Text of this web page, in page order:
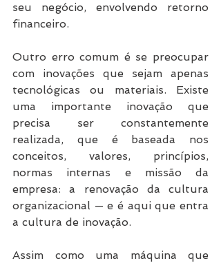
seu negócio, envolvendo retorno
financeiro.
Outro erro comum é se preocupar
com inovações que sejam apenas
tecnológicas ou materiais. Existe
uma importante inovação que
precisa ser constantemente
realizada, que é baseada nos
conceitos, valores, princípios,
normas internas e missão da
empresa: a renovação da cultura
organizacional — e é aqui que entra
a cultura de inovação.
Assim como uma máquina que